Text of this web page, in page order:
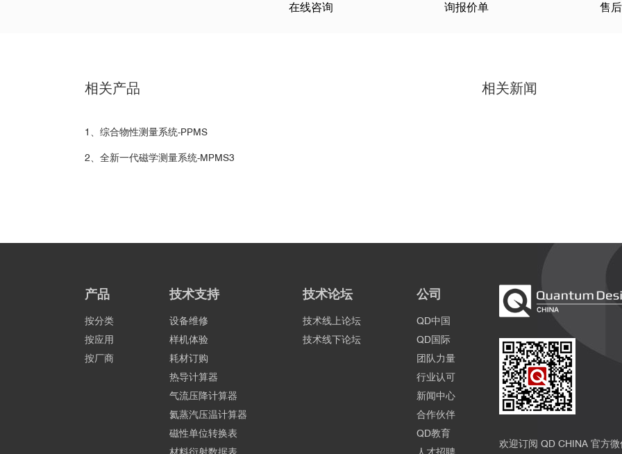
在线咨询 询报价单 售
相关产品
1、综合物性测量系统-PPMS
2、全新一代磁学测量系统-MPMS3
相关新闻
产品
按分类
按应用
按厂商
技术支持
设备维修
样机体验
耗材订购
热导计算器
气流压降计算器
氦蒸汽压温计算器
磁性单位转换表
技术论坛
技术线上论坛
技术线下论坛
公司
QD中国
QD国际
团队力量
行业认可
新闻中心
合作伙伴
QD教育
欢迎订阅 QD CHINA 官方